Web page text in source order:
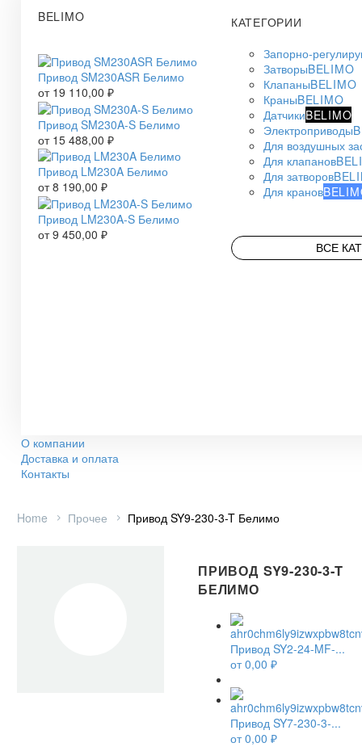
BELIMO
Привод SM230ASR Белимо
от 19 110,00 ₽
Привод SM230A-S Белимо
от 15 488,00 ₽
Привод LM230A Белимо
от8 190,00 ₽
Привод LM230A-S Белимо
от9 450,00 ₽
КАТЕГОРИИ
Запорно-
ЗатворыBELIMO
КлапаныBELIMO
КраныBELIMO
ДатчикиBELIMO
Электроприводы
Для воздушных
Для клапанов
Для затворов
Для кранов
ВСЕ
О компании
Доставка и оплата
Контакты
Home Прочее Привод SY9-230-3-T Белимо
ПРИВОД SY9-230-3-T
БЕЛИМО
Привод SY2-24-MF-...
от0,00 ₽
Привод SY7-230-3-...
от0,00 ₽